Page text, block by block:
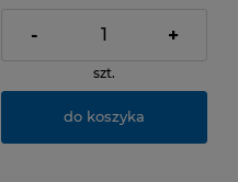
- +
szt.
do koszyka